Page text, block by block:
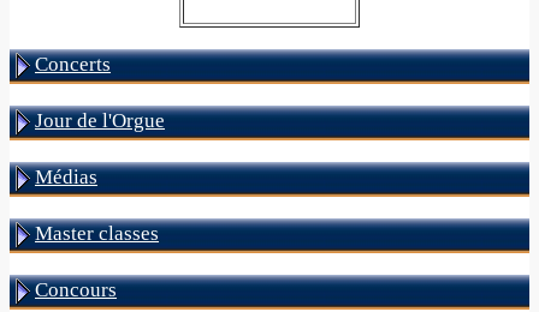
Concerts
Jour de l'Orgue
Médias
Master classes
Concours